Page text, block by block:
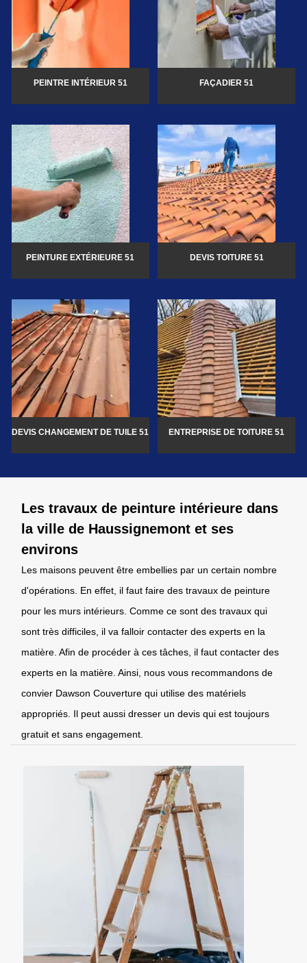
PEINTRE INTÉRIEUR 51 FAÇADIER 51
PEINTURE EXTÉRIEURE 51 DEVIS TOITURE 51
DEVIS CHANGEMENT DE TUILE 51 ENTREPRISE DE TOITURE 51
Les travaux de peinture intérieure dans
la ville de Haussignemont et ses
environs
Les maisons peuvent être embellies par un certain nombre
d'opérations. En effet, il faut faire des travaux de peinture
pour les murs intérieurs. Comme ce sont des travaux qui
sont très difficiles, il va falloir contacter des experts en la
matière. Afin de procéder à ces tâches, il faut contacter des
experts en la matière. Ainsi, nous vous recommandons de
convier Dawson Couverture qui utilise des matériels
appropriés. Il peut aussi dresser un devis qui est toujours
gratuit et sans engagement.